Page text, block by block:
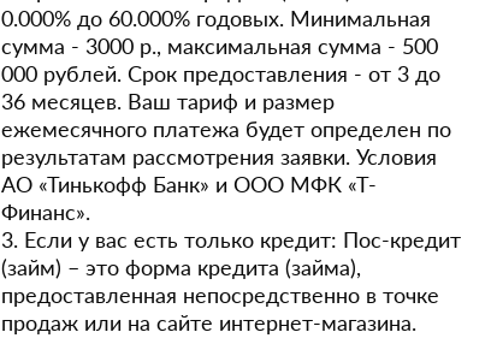
0.000% до 60.000% годовых. Минимальная
сумма - 3000 р., максимальная сумма - 500
000 рублей. Срок предоставления - от 3 до
36 месяцев. Ваш тариф и размер
ежемесячного платежа будет определен по
результатам рассмотрения заявки. Условия
АО «Тинькофф Банк» и ООО МФК «Т-
Финанс».
3. Если у вас есть только кредит: Пос-кредит
(займ) – это форма кредита (займа),
предоставленная непосредственно в точке
продаж или на сайте интернет-магазина.